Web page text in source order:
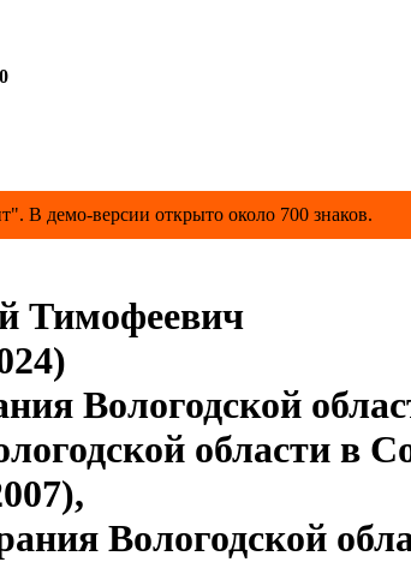
В демо-версии открыто около 700 знаков.
Тимофеевич
Вологодской
области в
Вологодской